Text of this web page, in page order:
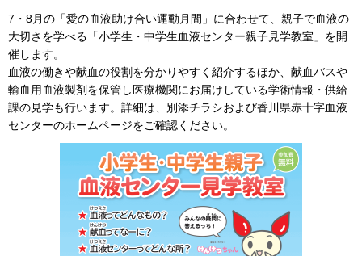
7・8月の「愛の血液助け合い運動月間」に合わせて、親子で血液の
大切さを学べる「小学生・中学生血液センター親子見学教室」を開
催します。
血液の働きや献血の役割を分かりやすく紹介するほか、献血バスや
輸血用血液製剤を保管し医療機関にお届けしている学術情報・供給
課の見学も行います。詳細は、別添チラシおよび香川県赤十字血液
センターのホームページをご確認ください。